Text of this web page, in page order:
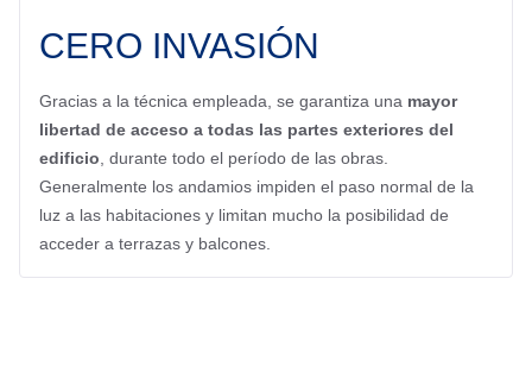
CERO INVASIÓN
Gracias a la técnica empleada, se garantiza una mayor
libertad de acceso a todas las partes exteriores del
edificio , durante todo el período de las obras.
Generalmente los andamios impiden el paso normal de la
luz a las habitaciones y limitan mucho la posibilidad de
acceder a terrazas y balcones.